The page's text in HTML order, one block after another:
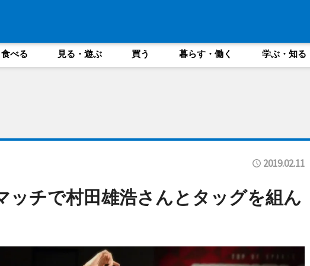
食べる 見る・遊ぶ 買う 暮らす・働く 学ぶ・知る
2019.02.11
ッチで村田雄浩さんとタッグを組ん